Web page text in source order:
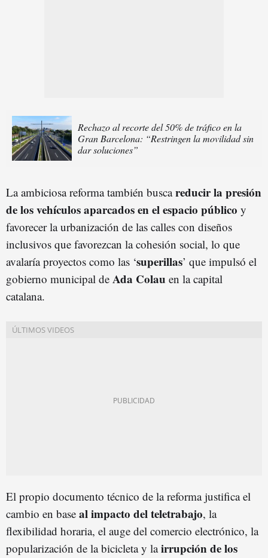
Rechazo al recorte del 50% de tráfico en la
Gran Barcelona: “Restringen la movilidad sin
dar soluciones”
La ambiciosa reforma también buscareducir la presión
de los vehículos aparcados en el espacio público y
favorecer la urbanización de las calles con diseños
inclusivos que favorezcan la cohesión social, lo que
avalaría proyectos como las ‘superillas’ que impulsó el
gobierno municipal de Ada Colau en la capital
catalana.
El propio documento técnico de la reforma justifica el
cambio en base al impacto del teletrabajo, la
flexibilidad horaria, el auge del comercio electrónico, la
popularización de la bicicleta y lairrupción de los